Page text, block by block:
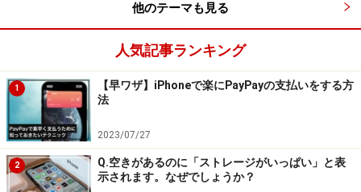
作業が必要になりますので、案内にそって登録を進めて
いきます。
カードの登録が完了すると、ウォレットアプリにカード
が追加されます。
他のテーマも見る
人気記事ランキング
1
【早ワザ】iPhoneで楽にPayPayの支払いをする方
法
2023/07/27
2
Q.空きがあるのに「ストレージがいっぱい」と表
示されます。なぜでしょうか？